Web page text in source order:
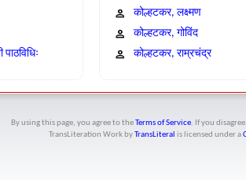
कोल्हटकर, लक्ष्मण
कोल्हटकर, गोविंद
कोल्हटकर, राम्रचंद्र
By using this page, you agree to the Terms of Service. If you
TransLiteration Workby TransLiteral is licensed under a